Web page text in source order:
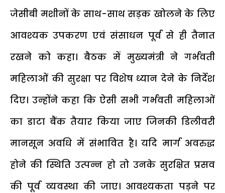
जेसीबी मशीनों के साथ-साथ सड़क खोलने के लिए
आवश्यक उपकरण एवं संसाधन पूर्व से ही तैनात
रखने को कहा। बैठक में मुख्यमंत्री ने गर्भवती
महिलाओं की सुरक्षा पर विशेष ध्यान देने के निर्देश
दिए। उन्होंने कहा कि ऐसी सभी गर्भवती महिलाओं
का डाटा बैंक तैयार किया जाए जिनकी डिलीवरी
मानसून अवधि में संभावित है। यदि मार्ग अवरुद्ध
होने की स्थिति उत्पन्न हो तो उनके सुरक्षित प्रसव
की पूर्व व्यवस्था की जाए। आवश्यकता पड़ने पर